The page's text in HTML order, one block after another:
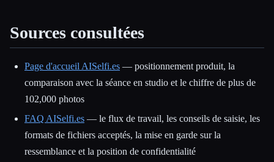
Sources consultées
Page d'accueil AISelfi.es — positionnement produit, la
comparaison avec la séance en studio et le chiffre de plus de
102,000 photos
FAQ AISelfi.es — le flux de travail, les conseils de saisie, les
formats de fichiers acceptés, la mise en garde sur la
ressemblance et la position de confidentialité